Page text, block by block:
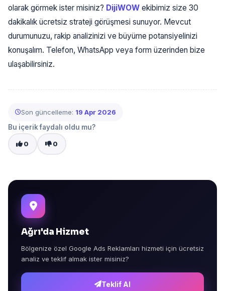
olarak görmek ister misiniz? DijiWOW ekibimiz size 30
dakikalık ücretsiz strateji görüşmesi sunuyor. Mevcut
durumunuzu, rakip analizinizi ve büyüme potansiyelinizi
konuşalım. Telefon, WhatsApp veya form üzerinden bize
ulaşabilirsiniz.
Son güncelleme: 19 Apr 2026
Bu içerik faydalı oldu mu?
0 0
Ağrı'da Hizmet
Bölgenize özel Google Ads Reklamları hizmeti için ücretsiz
analiz ve teklif almak ister misiniz?
Teklif Al